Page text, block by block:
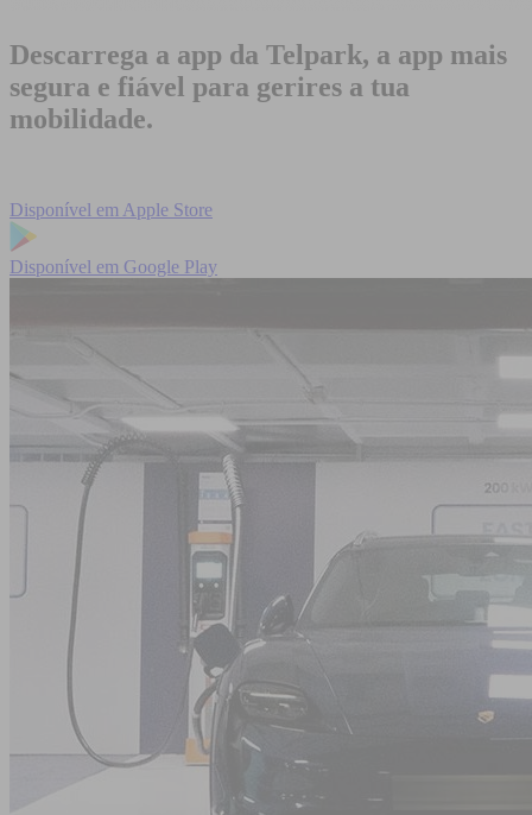
Descarrega a app da Telpark, a app mais
segura e fiável para gerires a tua
mobilidade.
Disponível em Apple Store
Disponível em Google Play